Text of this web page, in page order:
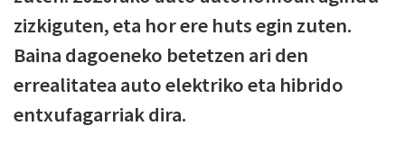
zizkiguten, eta hor ere huts egin zuten.
Baina dagoeneko betetzen ari den
errealitatea auto elektriko eta hibrido
entxufagarriak dira.